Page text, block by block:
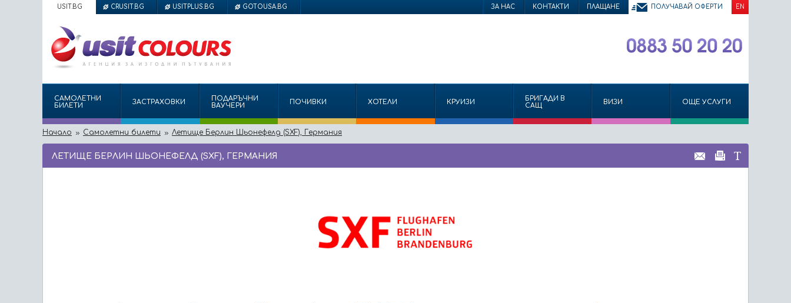
USIT.BG CRUSIT.BG USITPLUS.BG GOTOUSA.BG ЗА НАС КОНТАКТИ ПЛАЩАНЕ ПОЛУЧАВАЙ ОФЕРТИ EN
САМОЛЕТНИ
БИЛЕТИ
ЗАСТРАХОВКИ
ПОДАРЪЧНИ
ВАУЧЕРИ
ПОЧИВКИ ХОТЕЛИ КРУИЗИ
БРИГАДИ В
САЩ
ВИЗИ ОЩЕ УСЛУГИ
Начало Самолетни билети Летище Берлин Шьонефелд (SXF), Германия
ЛЕТИЩЕ БЕРЛИН ШЬОНЕФЕЛД (SXF), ГЕРМАНИЯ